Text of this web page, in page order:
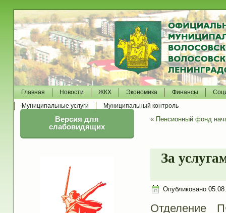
Главная Новости ЖКХ Экономика Финансы
Муниципальные услуги
Муниципальный контроль
Версия для
слабовидящих
« Пенсионный фонд
За
Опубликовано
Отделение